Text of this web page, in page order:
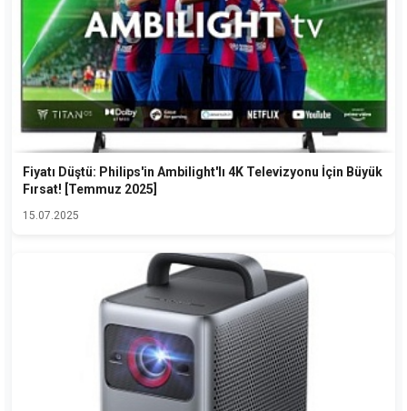
Fiyatı Düştü: Philips'in Ambilight'lı 4K Televizyonu İçin Büyük
Fırsat! [Temmuz 2025]
15.07.2025